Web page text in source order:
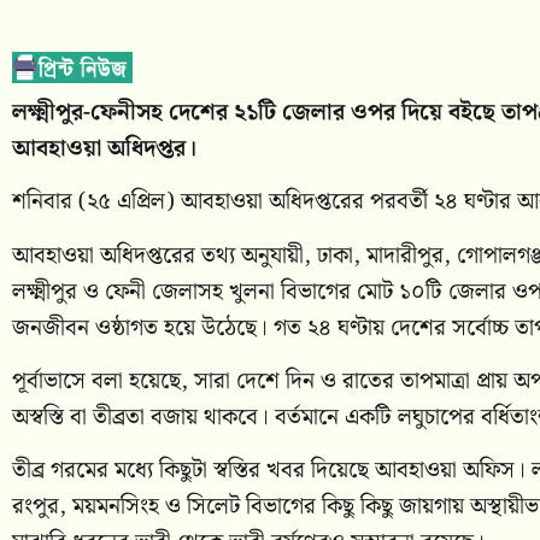
লক্ষ্মীপুর-ফেনীসহ দেশের ২১টি জেলার ওপর দিয়ে বইছে
আবহাওয়া অধিদপ্তর।
শনিবার (২৫ এপ্রিল) আবহাওয়া অধিদপ্তরের পরবর্তী ২৪ ঘণ্টার
আবহাওয়া অধিদপ্তরের তথ্য অনুযায়ী, ঢাকা, মাদারীপুর,
লক্ষ্মীপুর ও ফেনী জেলাসহ খুলনা বিভাগের মোট ১০টি জেলার
জনজীবন ওষ্ঠাগত হয়ে উঠেছে। গত ২৪ ঘণ্টায় দেশের সর্বোচ্চ
পূর্বাভাসে বলা হয়েছে, সারা দেশে দিন ও রাতের তাপমাত্রা
অস্বস্তি বা তীব্রতা বজায় থাকবে। বর্তমানে একটি লঘুচাপের
তীব্র গরমের মধ্যে কিছুটা স্বস্তির খবর দিয়েছে আবহাওয়া
রংপুর, ময়মনসিংহ ও সিলেট বিভাগের কিছু কিছু জায়গায়